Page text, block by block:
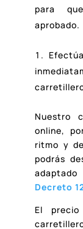
para
aprobado.
Nuestro
online,
ritmo y
podrás
Decreto
El